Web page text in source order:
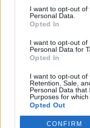
I want to opt-out of
Personal Data.
Opted In
I want to opt-out of
Personal Data for
Opted In
I want to opt-out of
Retention, Sale,
Personal Data that
Purposes for which
Opted Out
CONFIRM
realizzato
100 + 1:
Statale di
Torino,
Arti di